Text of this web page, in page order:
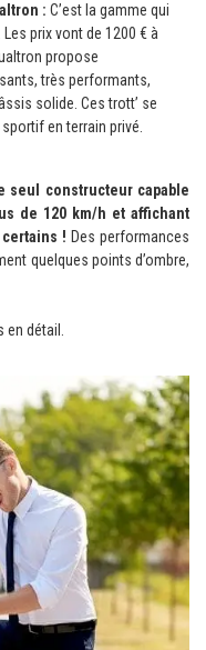
: C’est la gamme qui
prix vont de 1200 € à
propose
très performants,
solide. Ces trott’ se
en terrain privé.
seul constructeur capable
de 120 km/h et affichant
! Des performances
quelques points d’ombre,
détail.